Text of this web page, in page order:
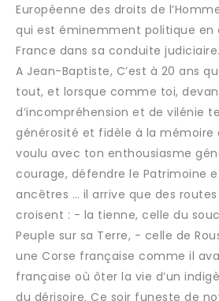
Européenne des droits de
qui est éminemment politique
France dans sa conduite
A Jean-Baptiste, C’est à 20 ans
tout, et lorsque comme toi,
d’incompréhension et de vilénie
générosité et fidèle à la mémoire
voulu avec ton enthousiasme
courage, défendre le Patrimoine
ancêtres … il arrive que des
croisent : - la tienne, celle du
Peuple sur sa Terre, - celle de
une Corse française comme il
française où ôter la vie d’un
du dérisoire. Ce soir funeste de